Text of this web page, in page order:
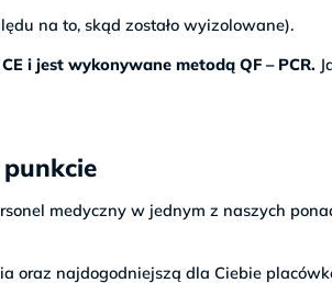
na to, skąd zostało wyizolowane).
i jest wykonywane metodą QF – PCR.
medyczny w jednym z naszych
oraz najdogodniejszą dla Ciebie